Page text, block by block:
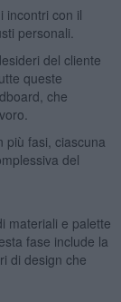
incontri con il
personali.
del cliente
queste
che
più fasi, ciascuna
del
materiali e palette
fase include la
di design che